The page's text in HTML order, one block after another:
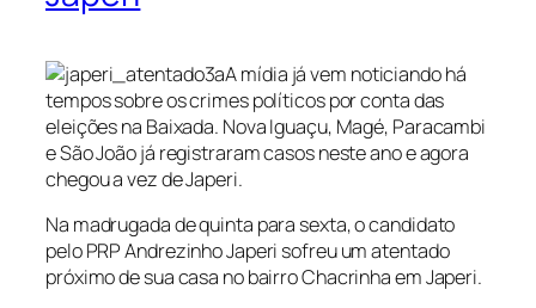
A mídia já vem noticiando há
tempos sobre os crimes políticos por conta das
eleições na Baixada. Nova Iguaçu, Magé, Paracambi
e São João já registraram casos neste ano e agora
chegou a vez de Japeri.
Na madrugada de quinta para sexta, o candidato
pelo PRP Andrezinho Japeri sofreu um atentado
próximo de sua casa no bairro Chacrinha em Japeri.